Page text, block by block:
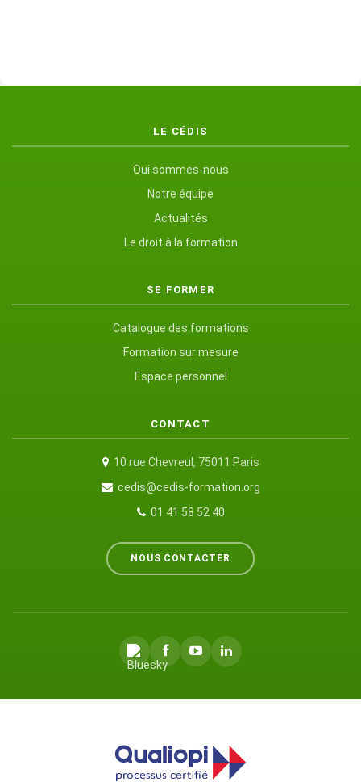
LE CÉDIS
Qui sommes-nous
Notre équipe
Actualités
Le droit à la formation
SE FORMER
Catalogue des formations
Formation sur mesure
Espace personnel
CONTACT
10 rue Chevreul, 75011 Paris
cedis@cedis-formation.org
01 41 58 52 40
NOUS CONTACTER